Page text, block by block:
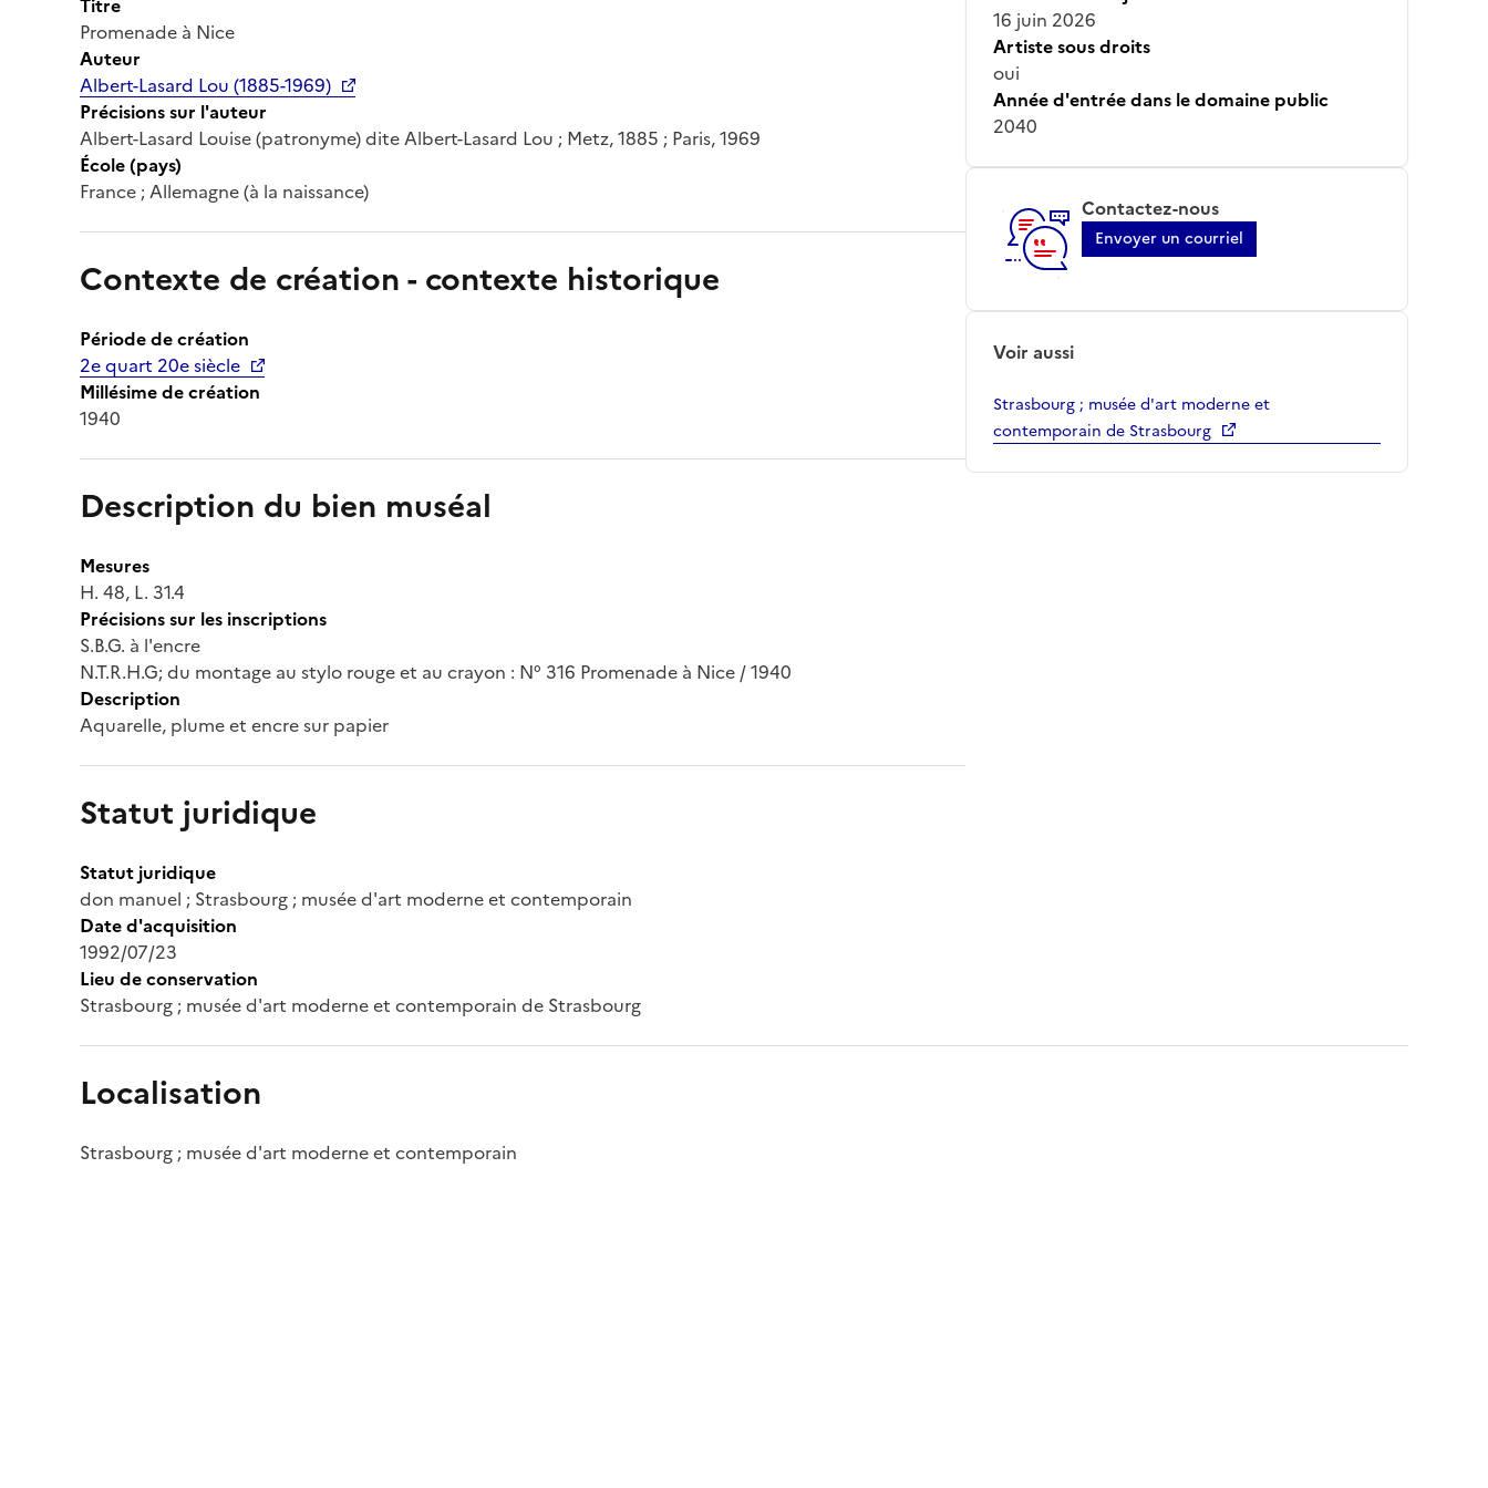
Promenade à Nice
Auteur
Albert-Lasard Lou (1885-1969)
Précisions sur l'auteur
Albert-Lasard Louise (patronyme) dite Albert-Lasard Lou ; Metz, 1885 ; Paris, 1969
École (pays)
France ; Allemagne (à la naissance)
Contexte de création - contexte historique
Période de création
2e quart 20e siècle
Millésime de création
1940
Description du bien muséal
Mesures
H. 48, L. 31.4
Précisions sur les inscriptions
S.B.G. à l'encre
N.T.R.H.G; du montage au stylo rouge et au crayon : N° 316 Promenade à Nice / 1940
Description
Aquarelle, plume et encre sur papier
Statut juridique
Statut juridique
don manuel ; Strasbourg ; musée d'art moderne et contemporain
Date d'acquisition
1992/07/23
Lieu de conservation
Strasbourg ; musée d'art moderne et contemporain de Strasbourg
16 juin 2026
Artiste sous droits
oui
Année d'entrée dans le domaine public
2040
Contactez-nous
Envoyer un courriel
Voir aussi
Strasbourg ; musée d'art moderne et
contemporain de Strasbourg
Localisation
Strasbourg ; musée d'art moderne et contemporain